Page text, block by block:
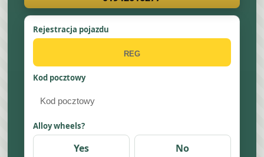
Rejestracja pojazdu
Kod pocztowy
Alloy wheels?
Yes No